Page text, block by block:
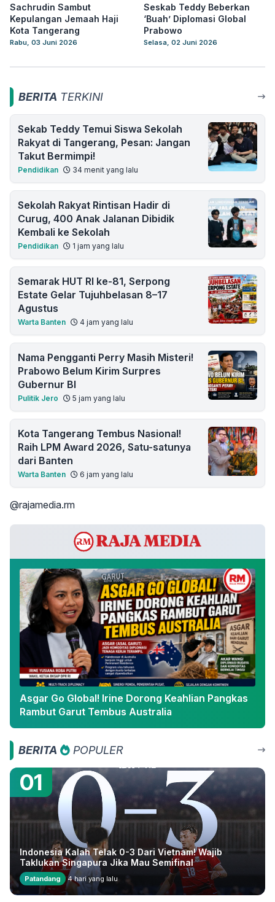
Sachrudin Sambut
Kepulangan Jemaah Haji
Kota Tangerang
Rabu, 03 Juni 2026
Seskab Teddy Beberkan
‘Buah’ Diplomasi Global
Prabowo
Selasa, 02 Juni 2026
BERITA TERKINI
Sekab Teddy Temui Siswa Sekolah
Rakyat di Tangerang, Pesan: Jangan
Takut Bermimpi!
Pendidikan 34 menit yang lalu
Sekolah Rakyat Rintisan Hadir di
Curug, 400 Anak Jalanan Dibidik
Kembali ke Sekolah
Pendidikan 1 jam yang lalu
Semarak HUT RI ke-81, Serpong
Estate Gelar Tujuhbelasan 8–17
Agustus
Warta Banten 4 jam yang lalu
Nama Pengganti Perry Masih Misteri!
Prabowo Belum Kirim Surpres
Gubernur BI
Pulitik Jero 5 jam yang lalu
Kota Tangerang Tembus Nasional!
Raih LPM Award 2026, Satu-satunya
dari Banten
Warta Banten 6 jam yang lalu
@rajamedia.rm
Asgar Go Global! Irine Dorong Keahlian Pangkas
Rambut Garut Tembus Australia
BERITA POPULER
01
Indonesia Kalah Telak 0-3 Dari Vietnam! Wajib
Taklukan Singapura Jika Mau Semifinal
Patandang 4 hari yang lalu